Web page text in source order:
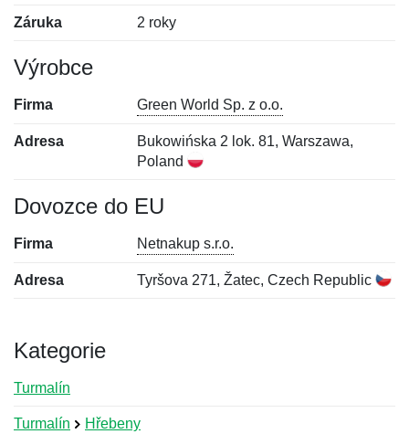
Záruka 2 roky
Výrobce
Firma Green World Sp. z o.o.
Adresa
Bukowińska 2 lok. 81, Warszawa,
Poland
Dovozce do EU
Firma Netnakup s.r.o.
Adresa Tyršova 271, Žatec, Czech Republic
Kategorie
Turmalín
Turmalín Hřebeny